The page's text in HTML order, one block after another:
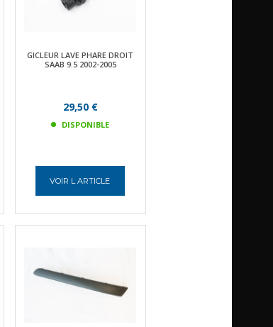
GICLEUR LAVE PHARE DROIT
SAAB 9.5 2002-2005
29,50 €
DISPONIBLE
VOIR L ARTICLE